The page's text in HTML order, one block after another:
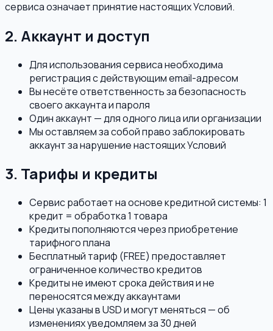
сервиса означает принятие настоящих Условий.
2. Аккаунт и доступ
Для использования сервиса необходима
регистрация с действующим email-адресом
Вы несёте ответственность за безопасность
своего аккаунта и пароля
Один аккаунт — для одного лица или организации
Мы оставляем за собой право заблокировать
аккаунт за нарушение настоящих Условий
3. Тарифы и кредиты
Сервис работает на основе кредитной системы: 1
кредит = обработка 1 товара
Кредиты пополняются через приобретение
тарифного плана
Бесплатный тариф (FREE) предоставляет
ограниченное количество кредитов
Кредиты не имеют срока действия и не
переносятся между аккаунтами
Цены указаны в USD и могут меняться — об
изменениях уведомляем за 30 дней